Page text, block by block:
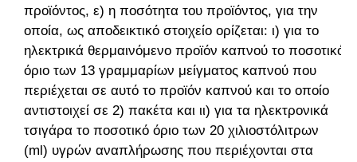
προϊόντος, ε) η ποσότητα του προϊόντος, για την
οποία, ως αποδεικτικό στοιχείο ορίζεται: ι) για το
ηλεκτρικά θερμαινόμενο προϊόν καπνού το ποσοτικό
όριο των 13 γραμμαρίων μείγματος καπνού που
περιέχεται σε αυτό το προϊόν καπνού και το οποίο
αντιστοιχεί σε 2) πακέτα και ιι) για τα ηλεκτρονικά
τσιγάρα το ποσοτικό όριο των 20 χιλιοστόλιτρων
(ml) υγρών αναπλήρωσης που περιέχονται στα